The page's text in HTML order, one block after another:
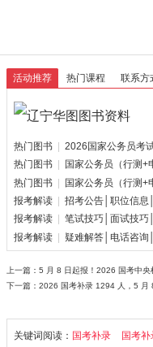
活动推荐 热门课程 联系方
热门图书
2026国家公务员考
热门图书
国家公务员（行测+
热门图书
国家公务员（行测+
报考解读
招考公告│职位信息
报考解读
笔试技巧│面试技巧
报考解读
疑难解答│电话咨询
上一篇： 5 月 8 日起报！2026 国考中
下一篇： 2026 国考补录 1294 人，5 月
关键词阅读： 国考补录 国考